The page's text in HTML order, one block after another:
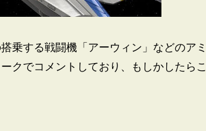
する戦闘機「アーウィン」などのアミ
クでコメントしており、もしかしたらこ